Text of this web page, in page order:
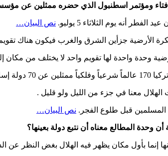
أنه يوم الثلاثاء 5 يوليو. نص البيان…
الكرة الأرضية جزأين الشرق والغرب فيكون هناك
وحدة واحدة لها تقويم واحد لا يختلف من
كلها بشرطين:
نص البيان…
إنما بأول مكان يظهر فيه الهلال بغض النظر